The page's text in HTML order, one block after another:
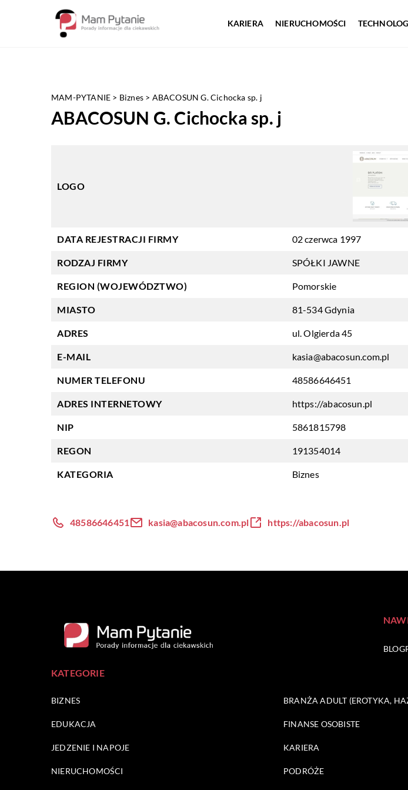
KARIERA NIERUCHOMOŚCI
MAM-PYTANIE > Biznes > ABACOSUN G. Cichocka sp. j
ABACOSUN G. Cichocka sp. j
LOGO
DATA REJESTRACJI FIRMY 02 czerwca 1997
RODZAJ FIRMY SPÓŁKI JAWNE
REGION (WOJEWÓDZTWO) Pomorskie
MIASTO 81-534 Gdynia
ADRES ul. Olgierda 45
E-MAIL kasia@abacosun.com.pl
NUMER TELEFONU 48586646451
ADRES INTERNETOWY https://abacosun.pl
NIP 5861815798
REGON 191354014
KATEGORIA Biznes
48586646451 kasia@abacosun.com.pl https://abacosun.pl
BLOG
KATEGORIE
BIZNES BRANŻA ADULT (EROTYKA,
EDUKACJA FINANSE OSOBISTE
JEDZENIE I NAPOJE KARIERA
NIERUCHOMOŚCI PODRÓŻE